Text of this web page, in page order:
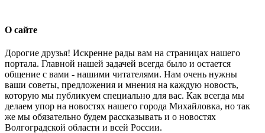
О сайте
Дорогие друзья! Искренне рады вам на страницах нашего
портала. Главной нашей задачей всегда было и остается
общение с вами - нашими читателями. Нам очень нужны
ваши советы, предложения и мнения на каждую новость,
которую мы публикуем специально для вас. Как всегда мы
делаем упор на новостях нашего города Михайловка, но так
же мы обязательно будем рассказывать и о новостях
Волгоградской области и всей России.